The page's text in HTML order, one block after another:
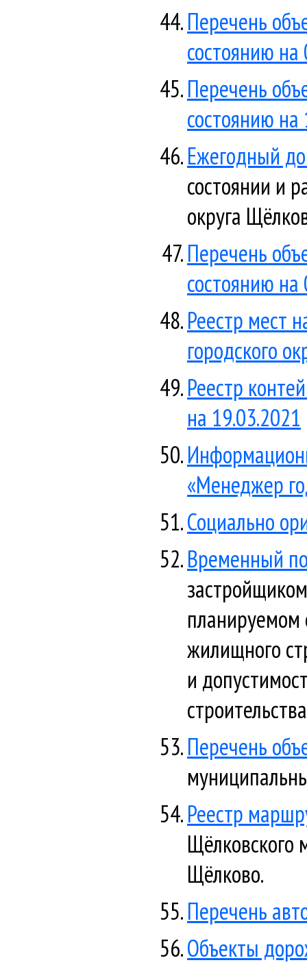
Перечень
состоянию на
Перечень
состоянию
Ежегодный
состоянии и
округа
Перечень
состоянию
Реестр мест
городского
Реестр
на 19.03.2021
«Менеджер
Социально
Временный
планируемом
жилищного
и
Перечень
Реестр
Щёлковского
Щёлково.
Перечень
Объекты